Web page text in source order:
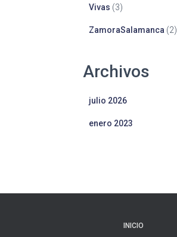
Vivas (3)
ZamoraSalamanca (2)
Archivos
julio 2026
enero 2023
INICIO